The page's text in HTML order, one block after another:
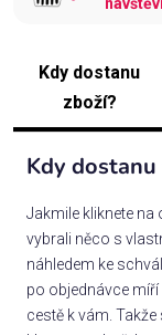
Kdy dostanu
zboží?
Kdy dostanu
Jakmile kliknete na
vybrali něco s
náhledem ke
po objednávce
cestě k vám.